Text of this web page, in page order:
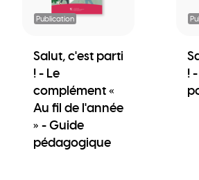
Publication
Salut, c'est parti
! - Le
complément «
Au fil de l'année
» - Guide
pédagogique
!